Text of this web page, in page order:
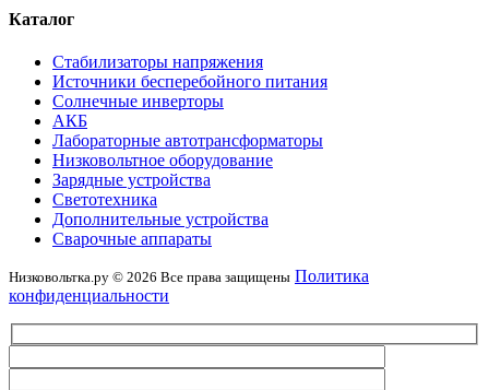
Каталог
Стабилизаторы напряжения
Источники бесперебойного питания
Солнечные инверторы
АКБ
Лабораторные автотрансформаторы
Низковольтное оборудование
Зарядные устройства
Светотехника
Дополнительные устройства
Сварочные аппараты
Низковольтка.ру © 2026 Все права защищены Политика
конфиденциальности